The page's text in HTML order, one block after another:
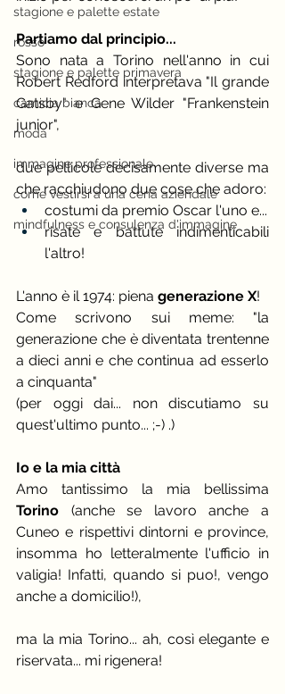
stagione e palette estate
rosso
stagione e palette primavera
camicia bianca
moda
immagine professionale
come vestirsi a una cena aziendale
mindfulness e consulenza d'immagine
Partiamo dal principio...
Sono nata a Torino nell'anno in cui
Robert Redford interpretava "Il grande
Gatsby" e Gene Wilder "Frankenstein
junior",
due pellicole decisamente diverse ma
che racchiudono due cose che adoro:
costumi da premio Oscar l'uno e...
risate e battute indimenticabili
l'altro!
L'anno è il 1974: piena generazione X!
Come scrivono sui meme: "la
generazione che è diventata trentenne
a dieci anni e che continua ad esserlo
a cinquanta"
(per oggi dai... non discutiamo su
quest'ultimo punto... ;-) .)
Io e la mia città
Torino (anche se lavoro anche a
Cuneo e rispettivi dintorni e province,
insomma ho letteralmente l'ufficio in
valigia! Infatti, quando si puo!, vengo
anche a domicilio!),
ma la mia Torino... ah, così elegante e
riservata... mi rigenera!